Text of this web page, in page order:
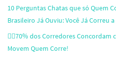
10 Perguntas Chatas que só Quem
Brasileiro Já Ouviu: Você Já Correu
🏃‍♂️70% dos Corredores Concordam
Movem Quem Corre!